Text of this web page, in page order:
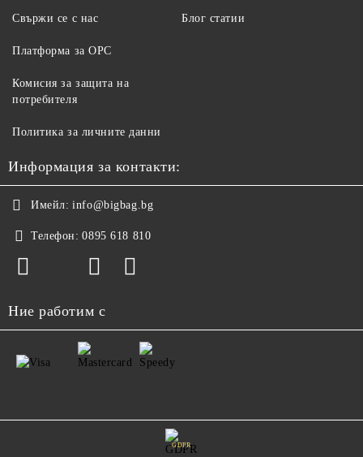
Свържи се с нас Блог статии
Платформа за ОРС
Комисия за защита на
потребителя
Политика за личните данни
Информация за контакти:
Имейл: info@bigbag.bg
Телефон: 0895 618 810
Ние работим с
GDPR